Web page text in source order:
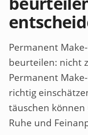
Permanent
beurteilen: nicht
Permanent
richtig
täuschen
Ruhe und